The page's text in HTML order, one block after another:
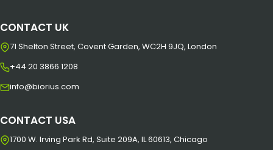
CONTACT UK
71 Shelton Street, Covent Garden, WC2H 9JQ, London
+44 20 3866 1208
info@biorius.com
CONTACT USA
1700 W. Irving Park Rd, Suite 209A, IL 60613, Chicago